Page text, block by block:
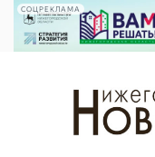
СОЦРЕКЛАМА